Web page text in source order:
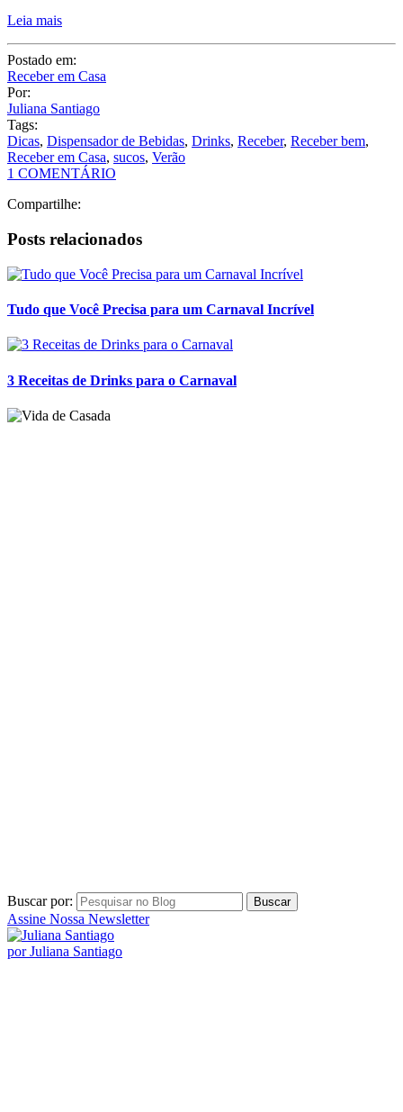
Leia mais
Postado em:
Receber em Casa
Por:
Juliana Santiago
Tags:
Dicas, Dispensador de Bebidas, Drinks, Receber, Receber bem,
Receber em Casa, sucos, Verão
1 COMENTÁRIO
Compartilhe:
Posts relacionados
Tudo que Você Precisa para um Carnaval Incrível
3 Receitas de Drinks para o Carnaval
Buscar por:
Assine Nossa Newsletter
por Juliana Santiago